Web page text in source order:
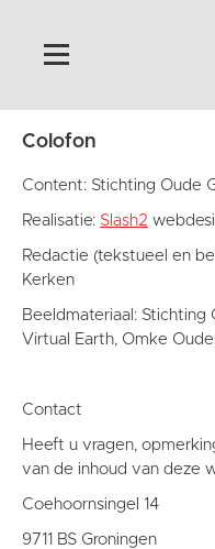
Home
Algemeen
Historie
Omgeving
Activiteiten
Steun ons
Colofon
Content: Stichting Oude
Realisatie: Slash2
Redactie (tekstueel en
Kerken
Beeldmateriaal: Stichting
Virtual Earth, Omke
Contact
Heeft u vragen,
van de inhoud van deze
Coehoornsingel 14
9711 BS Groningen